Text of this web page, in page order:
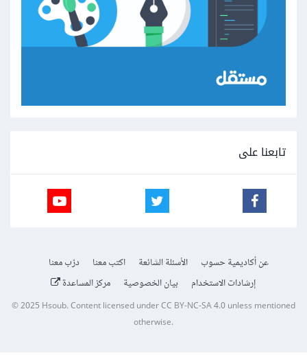
تابعنا على
عن أكاديمية حسوب الأسئلة الشائعة اكتب معنا
درّب معنا
إرشادات الاستخدام
بيان الخصوصية مركز المساعدة
© 2025Hsoub.Content licensed underCC BY-NC-SA 4.0unless mentioned
otherwise.